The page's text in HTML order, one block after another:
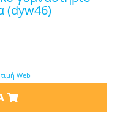
(dyw46)
τιμή Web